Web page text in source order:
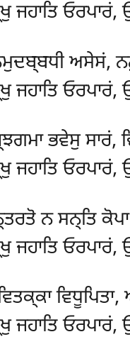
ਜਹਾਤਿ
ਅਸੇਸਂ,
ਜਹਾਤਿ
ਭਵੇਸੁ ਸਾਰਂ,
ਜਹਾਤਿ
ਨ ਸਨ੍ਤਿ
ਜਹਾਤਿ
ਜਹਾਤਿ